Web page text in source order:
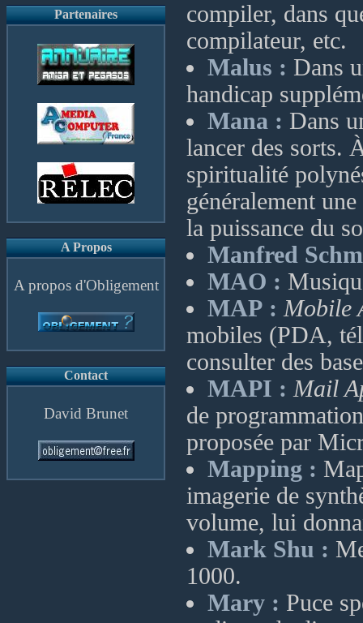
Partenaires
A Propos
A propos d'Obligement
Contact
David Brunet
compiler, dans
compilateur, etc.
Malus : Dans
handicap
Mana : Dans
lancer des sorts.
spiritualité
généralement
la puissance du
Manfred
MAO :
MAP : Mobile
mobiles (PDA,
consulter des
MAPI : Mail
de
proposée par
Mapping :
imagerie de
volume, lui
Mark Shu :
1000.
Mary : Puce